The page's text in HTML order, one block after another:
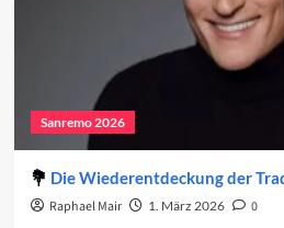
Sanremo 2026
Die Wiederentdeckung der
Raphael Mair 1. März 2026 0